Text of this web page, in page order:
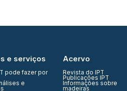
e serviços
pode fazer por
e
Acervo
Revista do IPT
Publicações IPT
Informações sobre
madeiras